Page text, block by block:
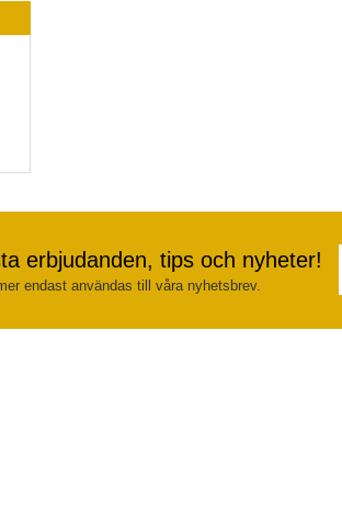
erbjudanden, tips och nyheter!
endast användas till våra nyhetsbrev.